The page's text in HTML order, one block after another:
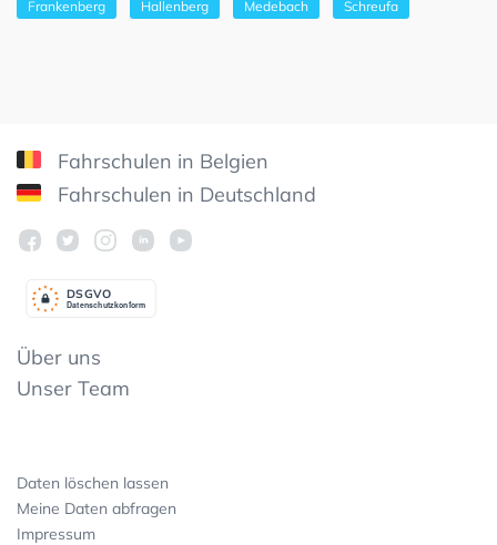
Frankenberg Hallenberg Medebach Schreufa
Fahrschulen in Belgien
Fahrschulen in Deutschland
Datenschutzkonform
DSGVO
Über uns
Unser Team
Daten löschen lassen
Meine Daten abfragen
Impressum